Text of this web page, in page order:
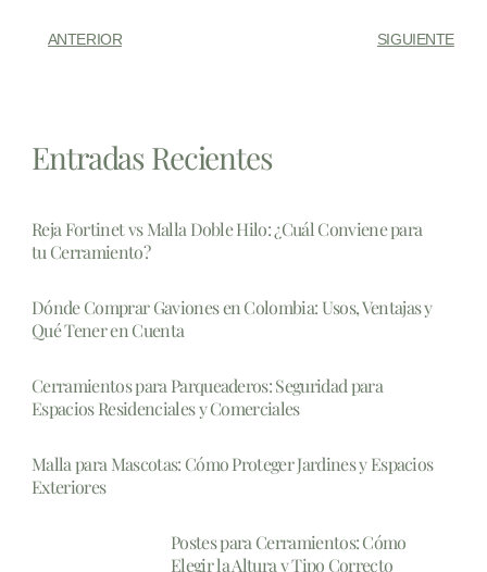
ANTERIOR SIGUIENTE
Entradas Recientes
Reja Fortinet vs Malla Doble Hilo: ¿Cuál Conviene para
tu Cerramiento?
Dónde Comprar Gaviones en Colombia: Usos, Ventajas y
Qué Tener en Cuenta
Cerramientos para Parqueaderos: Seguridad para
Espacios Residenciales y Comerciales
Malla para Mascotas: Cómo Proteger Jardines y Espacios
Exteriores
Postes para Cerramientos: Cómo
Elegir la Altura y Tipo Correcto